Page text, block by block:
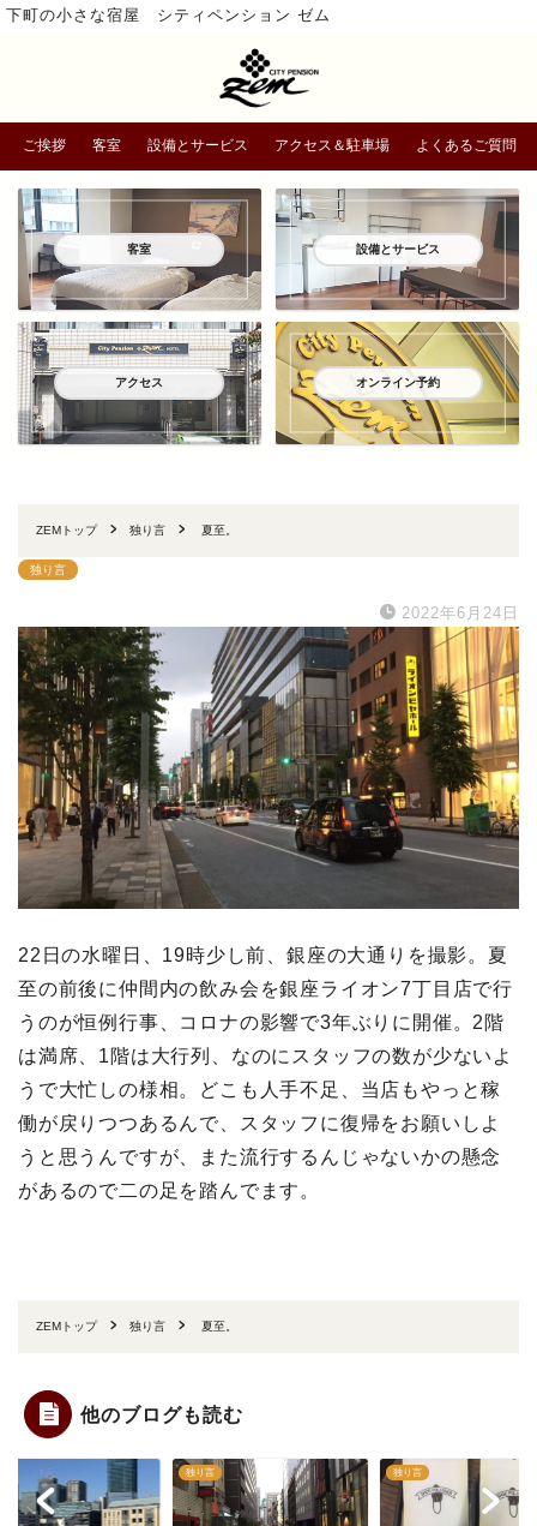
下町の小さな宿屋 シティペンション ゼム
ご挨拶 客室 設備とサービス アクセス＆駐車場 よくあるご質問
客室 設備とサービス
アクセス オンライン予約
ZEMトップ 独り言 夏至。
独り言
2022年6月24日
22日の水曜日、19時少し前、銀座の大通りを撮影。夏
至の前後に仲間内の飲み会を銀座ライオン7丁目店で行
うのが恒例行事、コロナの影響で3年ぶりに開催。2階
は満席、1階は大行列、なのにスタッフの数が少ないよ
うで大忙しの様相。どこも人手不足、当店もやっと稼
働が戻りつつあるんで、スタッフに復帰をお願いしよ
うと思うんですが、また流行するんじゃないかの懸念
があるので二の足を踏んでます。
ZEMトップ 独り言 夏至。
他のブログも読む
独り言 独り言